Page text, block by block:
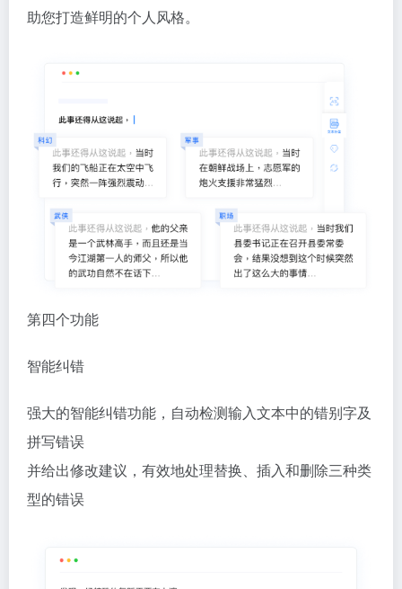
助您打造鲜明的个人风格。
第四个功能
智能纠错
强大的智能纠错功能，自动检测输入文本中的错别字及
拼写错误
并给出修改建议，有效地处理替换、插入和删除三种类
型的错误